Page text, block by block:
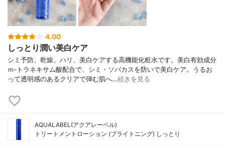
4.00
しっとり潤い美白ケア
シミ予防、乾燥、ハリ、美白ケアする高機能化粧水です。美白有効成分
ｍ‐トラネキサム酸配合で、シミ・ソバカスを防いで美白ケア。うるお
って透明感のあるクリアで弾む肌へ…続きを見る
AQUALABEL(アクアレーベル)
トリートメントローション (ブライトニング) しっとり